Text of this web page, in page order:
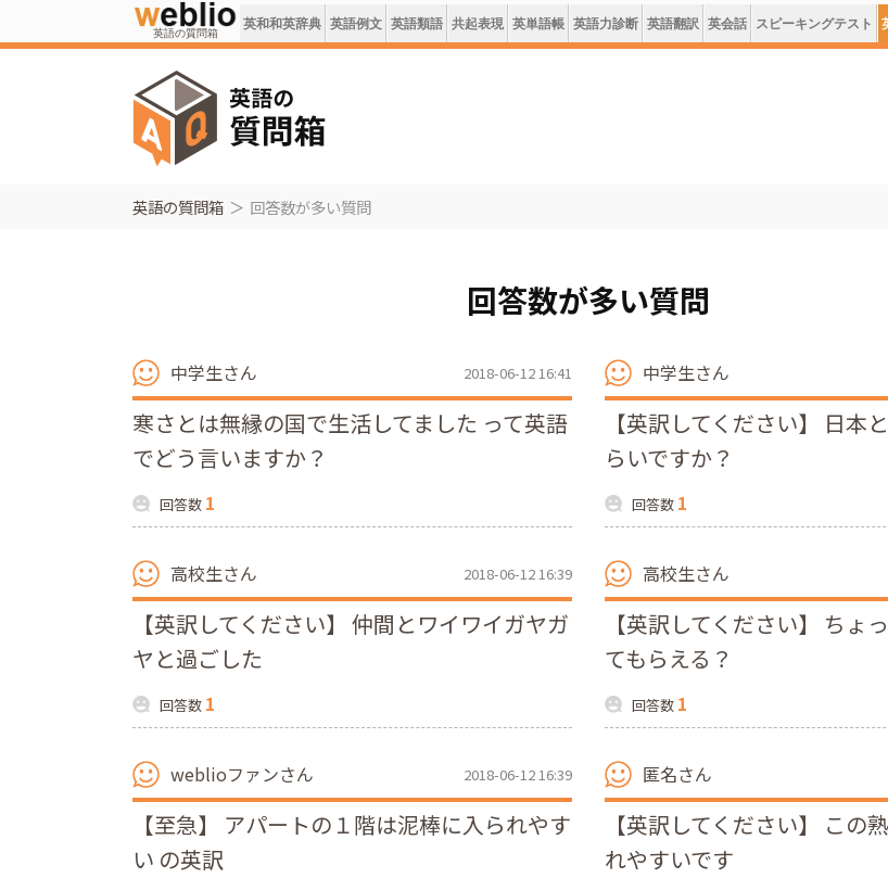
英語の質問箱 英和和英辞典 英語例文 英語類語 共起表現 英単語帳 英語力診断 英語翻訳 英会話 スピーキングテスト
英語の質問箱 回答数が多い質問
回答数が多い質問
中学生さん 2018-06-12 16:41
寒さとは無縁の国で生活してました って英語
でどう言いますか？
回答数 1
中学生さん
【英訳してください】 日本
らいですか？
回答数 1
高校生さん 2018-06-12 16:39
【英訳してください】 仲間とワイワイガヤガ
ヤと過ごした
回答数 1
高校生さん
【英訳してください】 ちょ
てもらえる？
回答数 1
weblioファンさん 2018-06-12 16:39
【至急】 アパートの１階は泥棒に入られやす
い の英訳
匿名さん
【英訳してください】 この
れやすいです